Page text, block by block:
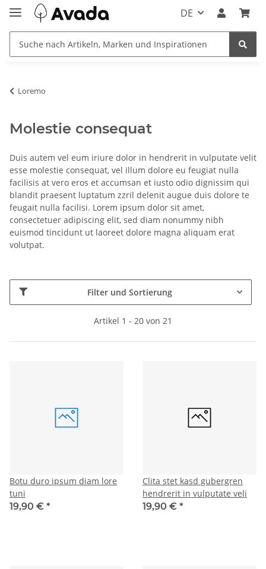
DE
Loremo
Molestie consequat
Duis autem vel eum iriure dolor in hendrerit in vulputate velit
esse molestie consequat, vel illum dolore eu feugiat nulla
facilisis at vero eros et accumsan et iusto odio dignissim qui
blandit praesent luptatum zzril delenit augue duis dolore te
feugait nulla facilisi. Lorem ipsum dolor sit amet,
consectetuer adipiscing elit, sed diam nonummy nibh
euismod tincidunt ut laoreet dolore magna aliquam erat
volutpat.
Filter und Sortierung
Artikel 1 - 20 von 21
Botu duro ipsum diam lore
tuni
19,90 € *
Clita stet kasd gubergren
hendrerit in vulputate veli
19,90 € *